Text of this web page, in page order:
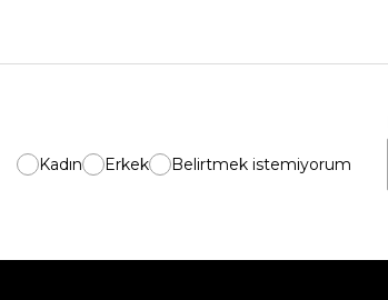
Kadın Erkek Belirtmek istemiyorum